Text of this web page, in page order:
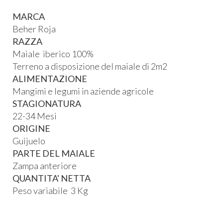
MARCA
Beher Roja
RAZZA
Maiale iberico 100%
Terreno a disposizione del maiale di 2m2
ALIMENTAZIONE
Mangimi e legumi in aziende agricole
STAGIONATURA
22-34 Mesi
ORIGINE
Guijuelo
PARTE DEL MAIALE
Zampa anteriore
QUANTITA' NETTA
Peso variabile 3 Kg